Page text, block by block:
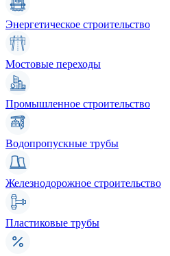
Энергетическое строительство
Мостовые переходы
Промышленное строительство
Водопропускные трубы
Железнодорожное строительство
Пластиковые трубы